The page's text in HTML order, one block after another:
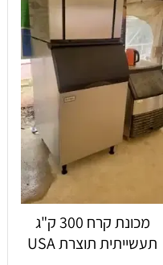
מכונת קרח 300 ק"ג
תעשייתית תוצרת USA